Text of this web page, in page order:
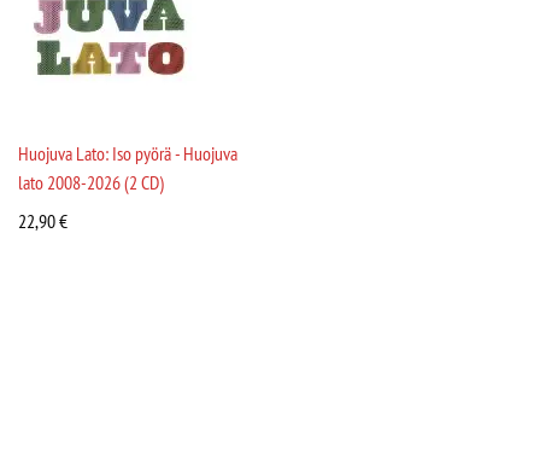
Huojuva Lato: Iso pyörä - Huojuva
lato 2008-2026 (2 CD)
22,90€